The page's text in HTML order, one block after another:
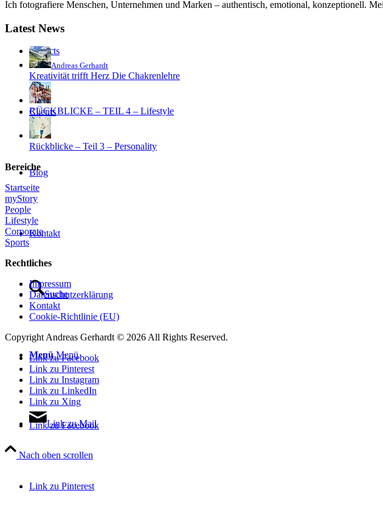
Projects
Clients
Blog
Kontakt
Suche
Menü Menü
Link zu Facebook
Link zu Pinterest
Ich fotografiere Menschen, Unternehmen und Marken – authentisch, emotional, konzeptionell.
Latest News
Andreas Gerhardt
Kreativität trifft Herz Die Chakrenlehre
RÜCKBLICKE – TEIL 4 – Lifestyle
Rückblicke – Teil 3 – Personality
Bereiche
Startseite
myStory
People
Lifestyle
Corporate
Sports
Rechtliches
Impressum
Datenschutzerklärung
Kontakt
Cookie-Richtlinie (EU)
Copyright Andreas Gerhardt © 2026 All Rights Reserved.
Link zu Facebook
Link zu Pinterest
Link zu Instagram
Link zu LinkedIn
Link zu Xing
Link zu Mail
Nach oben scrollen